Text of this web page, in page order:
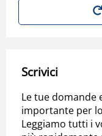
Scrivici
Le tue domande
importante per
Leggiamo tutti i